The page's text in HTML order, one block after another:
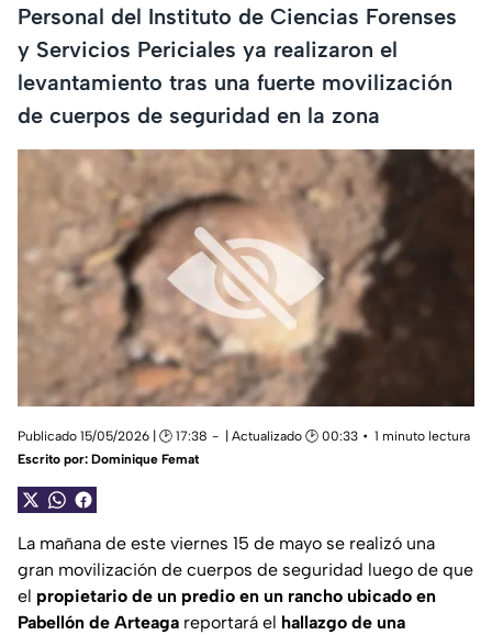
Personal del Instituto de Ciencias Forenses
y Servicios Periciales ya realizaron el
levantamiento tras una fuerte movilización
de cuerpos de seguridad en la zona
Publicado 15/05/2026 | 🕑 17:38 | Actualizado 🕑 00:33
1 minuto lectura
Escrito por: Dominique Femat
La mañana de este viernes 15 de mayo se realizó una
gran movilización de cuerpos de seguridad luego de que
el propietario de un predio en un rancho ubicado en
Pabellón de Arteaga reportará el hallazgo de una